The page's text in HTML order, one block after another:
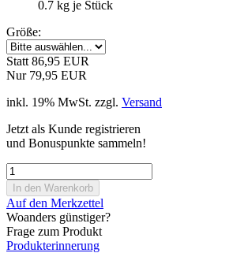
0.7 kg je Stück
Größe:
Statt 86,95 EUR
Nur 79,95 EUR
inkl. 19% MwSt. zzgl. Versand
Jetzt als Kunde registrieren
und Bonuspunkte sammeln!
Auf den Merkzettel
Woanders günstiger?
Frage zum Produkt
Produkterinnerung